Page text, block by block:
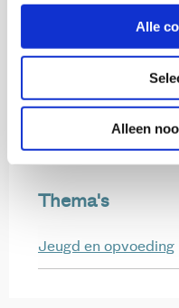
Alle
Alleen
Jeroen Vlug
Thema's
Jeugd en opvoeding